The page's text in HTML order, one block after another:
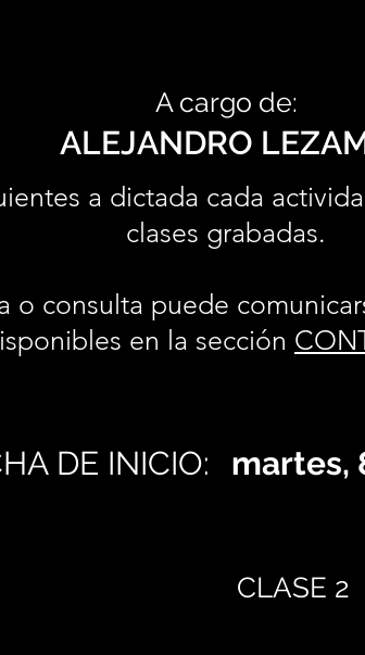
A cargo de:
ALEJANDRO
a dictada cada
clases grabadas.
o consulta puede
en la sección
DE INICIO: martes,
CLASE 2